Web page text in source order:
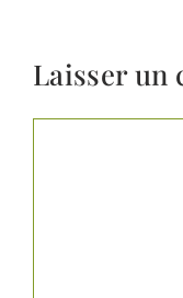
Laisser un